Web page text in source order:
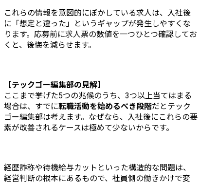
これらの情報を意図的にぼかしている求人は、入社後
に「想定と違った」というギャップが発生しやすくな
ります。応募前に求人票の数値を一つひとつ確認してお
くと、後悔を減らせます。
【テックゴー編集部の見解】
ここまで挙げた5つの兆候のうち、3つ以上当てはまる
場合は、すでに転職活動を始めるべき段階だとテック
ゴー編集部は考えます。なぜなら、入社後にこれらの要
素が改善されるケースは極めて少ないからです。
経歴詐称や待機給与カットといった構造的な問題は、
経営判断の根本にあるもので、社員側の働きかけで変